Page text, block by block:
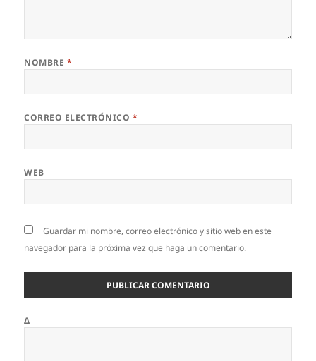
NOMBRE *
CORREO ELECTRÓNICO *
WEB
Guardar mi nombre, correo electrónico y sitio web en este
navegador para la próxima vez que haga un comentario.
Δ